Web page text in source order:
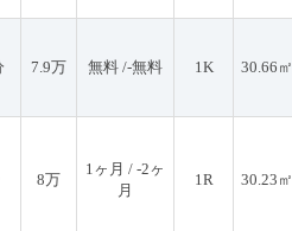
7.9万 無料 /-無料 1K 30.66㎡
8万
1ヶ月 / -2ヶ
月
1R 30.23㎡